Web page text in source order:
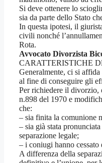
Si deve ottenere lo
sia da parte dello Stato
In questa ipotesi, il
civili nonché
Rota.
Avvocato Divorzista
CARATTERISTICHE
Generalmente, ci si
al fine di conseguire gli
Per richiedere il divorzio,
n.898 del 1970 e
che:
– sia finita la comunione
– sia già stata
separazione legale;
– i coniugi hanno cessato
A differenza della